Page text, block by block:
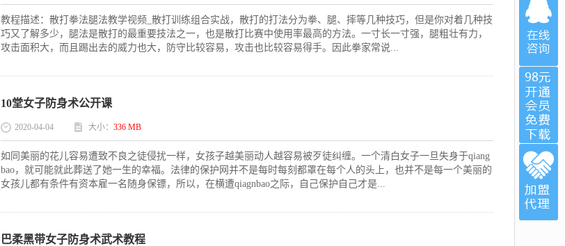
教程描述：散打拳法腿法教学视频_散打训练组合实战，散打的打法分为拳、腿、摔等几种技巧，但是你对着几种技
巧又了解多少，腿法是散打的最重要技法之一，也是散打比赛中使用率最高的方法。一寸长一寸强，腿粗壮有力，
攻击面积大，而且踢出去的威力也大，防守比较容易，攻击也比较容易得手。因此拳家常说...
10堂女子防身术公开课
2020-04-04 大小： 336 MB
如同美丽的花儿容易遭致不良之徒侵扰一样，女孩子越美丽动人越容易被歹徒纠缠。一个清白女子一旦失身于qiang
bao，就可能就此葬送了她一生的幸福。法律的保护网并不是每时每刻都罩在每个人的头上，也并不是每一个美丽的
女孩儿都有条件有资本雇一名随身保镖，所以，在横遭qiagnbao之际，自己保护自己才是...
巴柔黑带女子防身术武术教程